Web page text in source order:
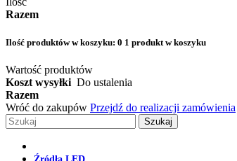
Razem
Ilość produktów w koszyku: 0 1 produkt w koszyku
Wartość produktów
Koszt wysyłki Do ustalenia
Razem
Wróć do zakupów Przejdź do realizacji zamówienia
Szukaj